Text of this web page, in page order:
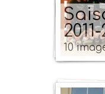
10